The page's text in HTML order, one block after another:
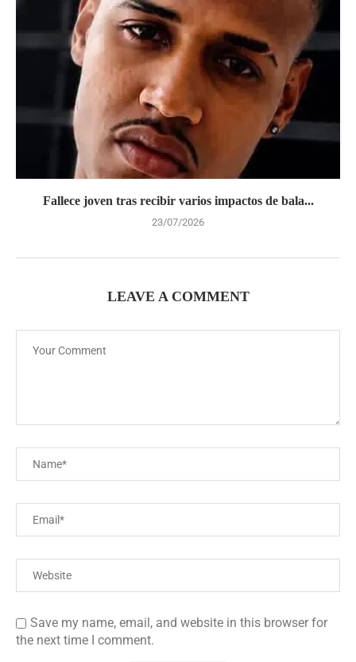
Fallece joven tras recibir varios impactos de bala...
23/07/2026
LEAVE A COMMENT
Save my name, email, and website in this browser for
the next time I comment.